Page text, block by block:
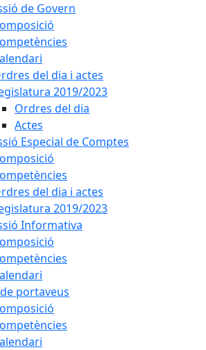
de Govern
del dia i actes
2019/2023
Ordres del dia
Actes
Especial de Comptes
del dia i actes
2019/2023
Informativa
portaveus